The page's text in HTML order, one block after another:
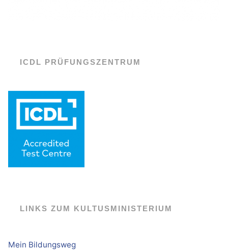
ICDL PRÜFUNGSZENTRUM
LINKS ZUM KULTUSMINISTERIUM
Mein Bildungsweg